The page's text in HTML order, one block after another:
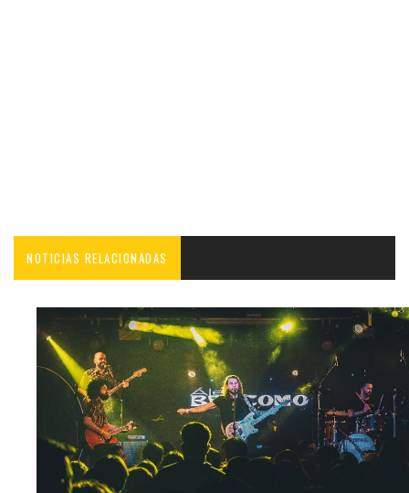
NOTICIAS RELACIONADAS